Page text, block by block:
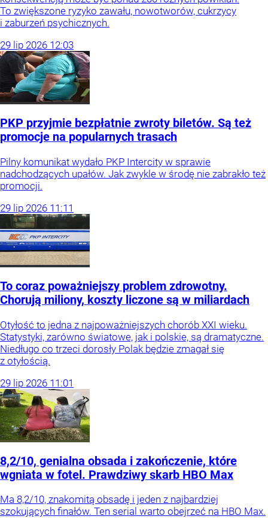
To zwiększone ryzyko zawału, nowotworów, cukrzycy
i zaburzeń psychicznych.
29 lip 2026 12:03
PKP przyjmie bezpłatnie zwroty biletów. Są też
promocje na popularnych trasach
Pilny komunikat wydało PKP Intercity w sprawie
nadchodzących upałów. Jak zwykle w środę nie zabrakło też
promocji.
29 lip 2026 11:11
To coraz poważniejszy problem zdrowotny.
Chorują miliony, koszty liczone są w miliardach
Otyłość to jedna z najpoważniejszych chorób XXI wieku.
Statystyki, zarówno światowe, jak i polskie, są dramatyczne.
Niedługo co trzeci dorosły Polak będzie zmagał się
z otyłością.
29 lip 2026 11:01
8,2/10, genialna obsada i zakończenie, które
wgniata w fotel. Prawdziwy skarb HBO Max
Ma 8,2/10, znakomitą obsadę i jeden z najbardziej
szokujących finałów. Ten serial warto obejrzeć na HBO Max.